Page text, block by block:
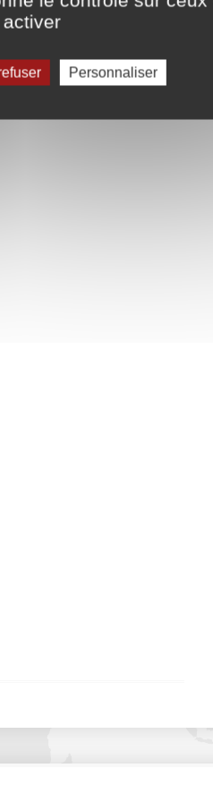
Personnaliser